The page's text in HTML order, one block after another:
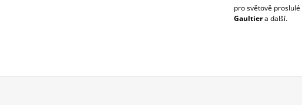
pro světově
Gaultiera další.